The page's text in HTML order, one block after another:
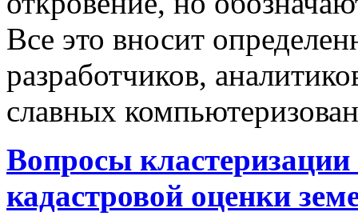
Все это вносит
разработчиков,
славных
Вопросы кластеризации
кадастровой оценки